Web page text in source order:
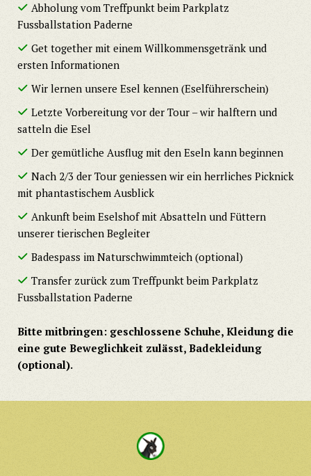
Abholung vom Treffpunkt beim Parkplatz
Fussballstation Paderne
Get together mit einem Willkommensgetränk und
ersten Informationen
Wir lernen unsere Esel kennen (Eselführerschein)
Letzte Vorbereitung vor der Tour – wir halftern und
satteln die Esel
Der gemütliche Ausflug mit den Eseln kann beginnen
Nach 2/3 der Tour geniessen wir ein herrliches Picknick
mit phantastischem Ausblick
Ankunft beim Eselshof mit Absatteln und Füttern
unserer tierischen Begleiter
Badespass im Naturschwimmteich (optional)
Transfer zurück zum Treffpunkt beim Parkplatz
Fussballstation Paderne
Bitte mitbringen: geschlossene Schuhe, Kleidung die
eine gute Beweglichkeit zulässt, Badekleidung
(optional).